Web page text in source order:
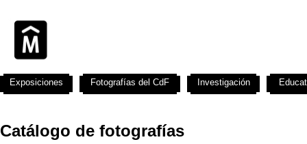
Catálogo de fotografías
Exposiciones Fotografías del CdF Investigación